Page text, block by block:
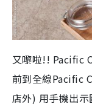
又嚟啦!! Pacific
前到全線Pacific
店外) 用手機出